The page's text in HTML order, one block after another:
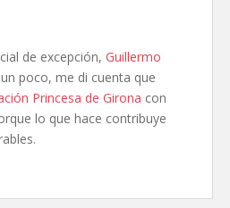
de excepción, Guillermo
poco, me di cuenta que
Princesa de Girona con
lo que hace contribuye